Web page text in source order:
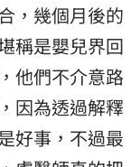
，幾個月後的
稱是嬰兒界回
他們不介意路
因為透過解釋
好事，不過最